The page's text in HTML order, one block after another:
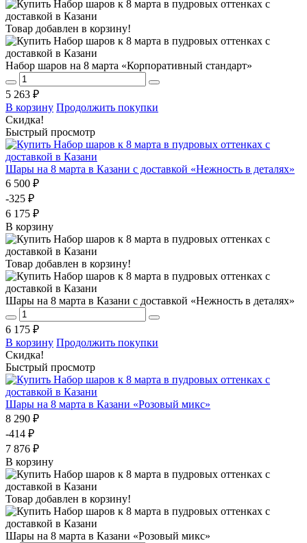
Товар добавлен в корзину!
Набор шаров на 8 марта «Корпоративный стандарт»
5 263 ₽
В корзину Продолжить покупки
Скидка!
Быстрый просмотр
Шары на 8 марта в Казани с доставкой «Нежность в деталях»
6 500 ₽
-325 ₽
6 175 ₽
В корзину
Товар добавлен в корзину!
Шары на 8 марта в Казани с доставкой «Нежность в деталях»
6 175 ₽
В корзину Продолжить покупки
Скидка!
Быстрый просмотр
Шары на 8 марта в Казани «Розовый микс»
8 290 ₽
-414 ₽
7 876 ₽
В корзину
Товар добавлен в корзину!
Шары на 8 марта в Казани «Розовый микс»